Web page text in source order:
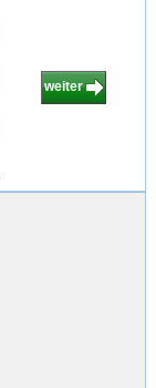
weiter